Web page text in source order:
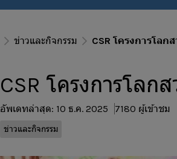
ข่าวและกิจกรรม CSR โครงการโลก
CSR โครงการโลก
อัพเดทล่าสุด: 10 ธ.ค. 2025 7180 ผู้เข้าชม
ข่าวและกิจกรรม